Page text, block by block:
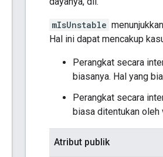
mIsUnstable
Hal ini dapat mencakup
Perangkat secara
biasanya. Hal yang
Perangkat secara
biasa ditentukan oleh
Atribut publik